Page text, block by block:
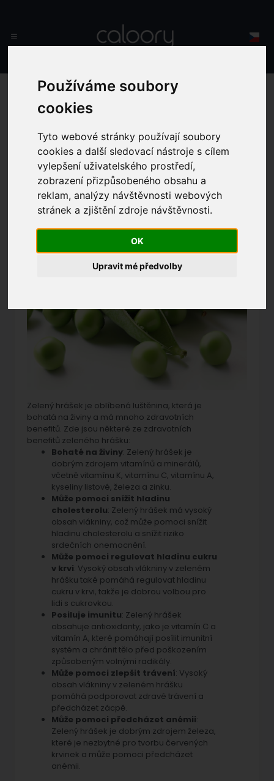
Používáme soubory
cookies
Tyto webové stránky používají soubory
cookies a další sledovací nástroje s cílem
vylepšení uživatelského prostředí,
zobrazení přizpůsobeného obsahu a
reklam, analýzy návštěvnosti webových
stránek a zjištění zdroje návštěvnosti.
OK
Upravit mé předvolby
Hrášek (čerstvý)
Zelený hrášek je oblíbená luštěnina, která je
bohatá na živiny a má mnoho zdravotních
benefitů. Zde jsou některé ze zdravotních
benefitů zeleného hrášku:
Bohaté na živiny: Zelený hrášek je
dobrým zdrojem vitamínů a minerálů,
včetně vitamínu K, vitamínu C, vitamínu A,
kyseliny listové, železa a zinku.
Může pomoci snížit hladinu
cholesterolu: Zelený hrášek má vysoký
obsah vlákniny, což může pomoci snížit
hladinu cholesterolu a snížit riziko
srdečních onemocnění.
Může pomoci regulovat hladinu cukru
v krvi: Vysoký obsah vlákniny v zeleném
hrášku také pomáhá regulovat hladinu
cukru v krvi, takže je dobrou volbou pro
lidi s cukrovkou.
Posiluje imunitu: Zelený hrášek
obsahuje antioxidanty, jako je vitamín C a
vitamín A, které pomáhají posílit imunitní
systém a chránit tělo před poškozením
způsobeným volnými radikály.
Může pomoci zlepšit trávení: Vysoký
obsah vlákniny v zeleném hrášku
pomáhá podporovat zdravé trávení a
předcházet zácpě.
Může pomoci předcházet anémii:
Zelený hrášek je dobrým zdrojem železa,
které je nezbytné pro tvorbu červených
krvinek a může pomoci předcházet
anémii.